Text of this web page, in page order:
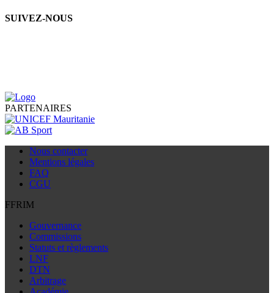
SUIVEZ-NOUS
PARTENAIRES
Nous contacter
Mentions légales
FAQ
CGU
FFRIM
Gouvernance
Commissions
Statuts et règlements
LNF
DTN
Arbitrage